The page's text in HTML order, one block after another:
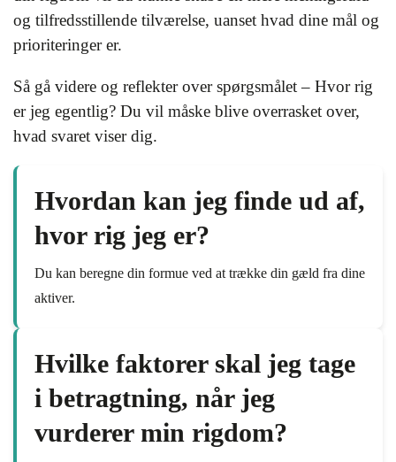
og tilfredsstillende tilværelse, uanset hvad dine mål og
prioriteringer er.
Så gå videre og reflekter over spørgsmålet – Hvor rig
er jeg egentlig? Du vil måske blive overrasket over,
hvad svaret viser dig.
Hvordan kan jeg finde ud af,
hvor rig jeg er?
Du kan beregne din formue ved at trække din gæld fra dine
aktiver.
Hvilke faktorer skal jeg tage
i betragtning, når jeg
vurderer min rigdom?